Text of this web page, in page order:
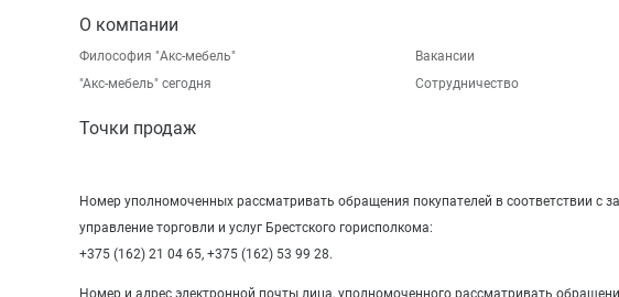
О компании
Философия "Акс-мебель"
"Aкс-мебель" сегодня
Вакансии
Сотрудничество
Точки продаж
Номер уполномоченных рассматривать обращения покупателей в соответствии с
управление торговли и услуг Брестского горисполкома:
+375 (162) 21 04 65, +375 (162) 53 99 28.
Номер и адрес электронной почты лица, уполномоченного рассматривать